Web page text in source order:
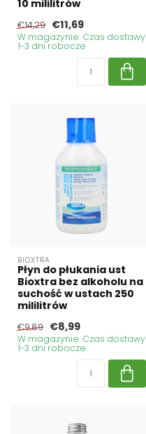
10 mililitrów
€14,29 €11,69
W magazynie. Czas dostawy
1-3 dni robocze
BIOXTRA
Płyn do płukania ust
Bioxtra bez alkoholu na
suchość w ustach 250
mililitrów
€9,89 €8,99
W magazynie. Czas dostawy
1-3 dni robocze